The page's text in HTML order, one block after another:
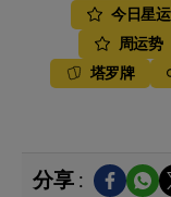
今日星运
周运势
塔罗牌
分享 :